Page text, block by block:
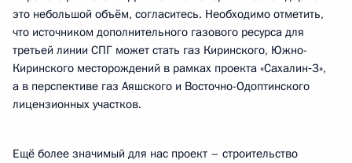
это небольшой объём, согласитесь. Необходимо отметить,
что источником дополнительного газового ресурса для
третьей линии СПГ может стать газ Киринского, Южно-
Киринского месторождений в рамках проекта «Сахалин‑3»,
а в перспективе газ Аяшского и Восточно-Одоптинского
лицензионных участков.
Ещё более значимый для нас проект – строительство